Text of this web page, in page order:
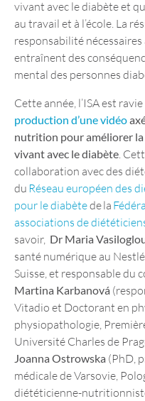
vivant avec le diabète et
au travail et à l’école. La
responsabilité
entraînent des
mental des personnes
Cette année, l’ISA est
production d’une vidéo
nutrition pour améliorer la
vivant avec le diabète .
collaboration avec des
du Réseau européen des
pour le diabètede la
associations de
savoir, Dr Maria
santé numérique au
Suisse, et responsable du
Martina Karbanová
Vitadio et Doctorant en
physiopathologie,
Université Charles de
Joanna Ostrowska (PhD,
médicale de Varsovie,
diététicienne-